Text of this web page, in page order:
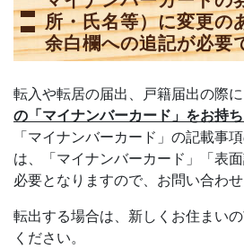
所・氏名等）に変更の
余白欄への追記が必要
転入や転居の届出、戸籍届出の際に
の「マイナンバーカード」をお持
「マイナンバーカード」の記載事
は、「マイナンバーカード」「表
必要となりますので、お問い合わせ
転出する場合は、新しくお住まい
ください。